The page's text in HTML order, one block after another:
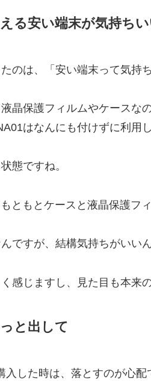
る安い端末が気持ちい
のは、「安い端末って気持
晶保護フィルムやケースな
はなんにも付けずに利用
態ですね。
ともとケースと液晶保護フ
ですが、結構気持ちがいい
感じますし、見た目も本来
と出して
入した時は、落とすのが心配